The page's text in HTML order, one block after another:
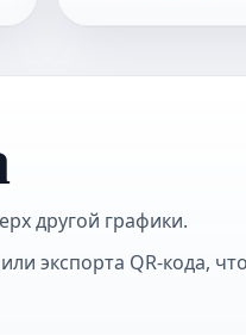
другой графики.
экспорта QR-кода,